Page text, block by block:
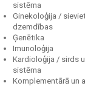
sistēma
Ginekoloģija /
dzemdības
Ģenētika
Imunoloģija
Kardioloģija / sirds
sistēma
Komplementārā un